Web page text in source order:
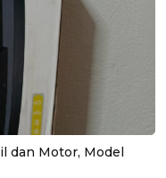
dan Motor, Model